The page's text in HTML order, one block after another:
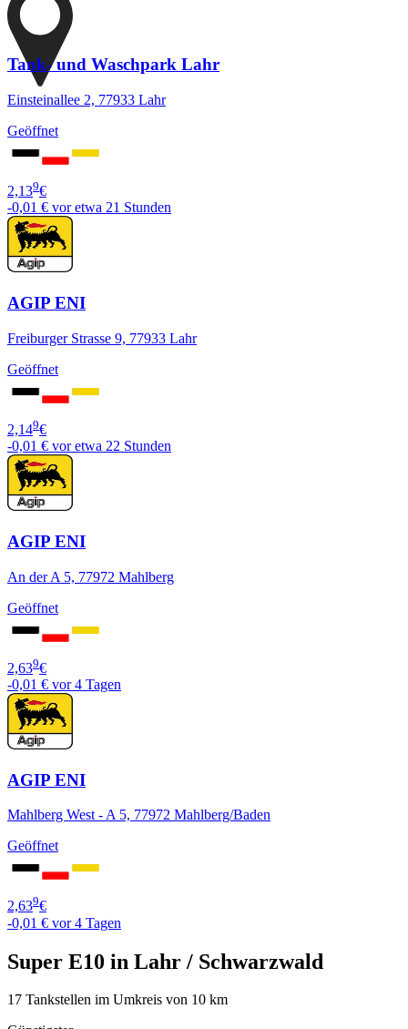
Tank- und Waschpark Lahr
Einsteinallee 2, 77933 Lahr
Geöffnet
2,139€
-0,01 € vor etwa 21 Stunden
AGIP ENI
Freiburger Strasse 9, 77933 Lahr
Geöffnet
2,149€
-0,01 € vor etwa 22 Stunden
AGIP ENI
An der A 5, 77972 Mahlberg
Geöffnet
2,639€
-0,01 € vor 4 Tagen
AGIP ENI
Mahlberg West - A 5, 77972 Mahlberg/Baden
Geöffnet
2,639€
-0,01 € vor 4 Tagen
Super E10 in Lahr / Schwarzwald
17 Tankstellen im Umkreis von 10 km